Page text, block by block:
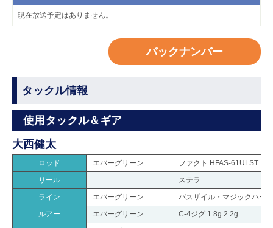
現在放送予定はありません。
バックナンバー
タックル情報
使用タックル＆ギア
大西健太
ロッド エバーグリーン
ファクト HFAS-61ULST
リール
ステラ
ライン
エバーグリーン
バスザイル・マジックハー
ルアー
エバーグリーン
C-4ジグ 1.8g 2.2g